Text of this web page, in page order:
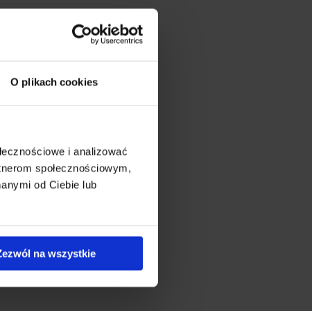
O plikach cookies
i analizować
społecznościowym,
od Ciebie lub
na wszystkie